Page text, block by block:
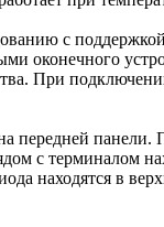
с
оконечного
При
передней
с терминалом
находятся в